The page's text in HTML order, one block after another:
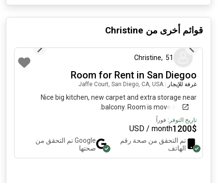
قوائم أخرى من Christine منذ 7 أشهر
Christine, 51
Room for Rent in San Diegoo
غرفة للإيجار Jaffe Court, San Diego, CA, USA
Nice big kitchen, new carpet and extra storage near
balcony. Room is move in ready.
تاريخ التوفر: فوراً
$
1200
USD / month
تم التحقق من صحة رقم
الهاتف
Googleتم التحقق من
صحتها